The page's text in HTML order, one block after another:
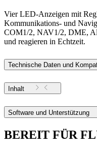
Vier LED-Anzeigen mit
Kommunikations- und
COM1/2, NAV1/2, DME,
und reagieren in Echtzeit.
Technische Daten und
Inhalt
Software und Unterstützung
BEREIT FÜR